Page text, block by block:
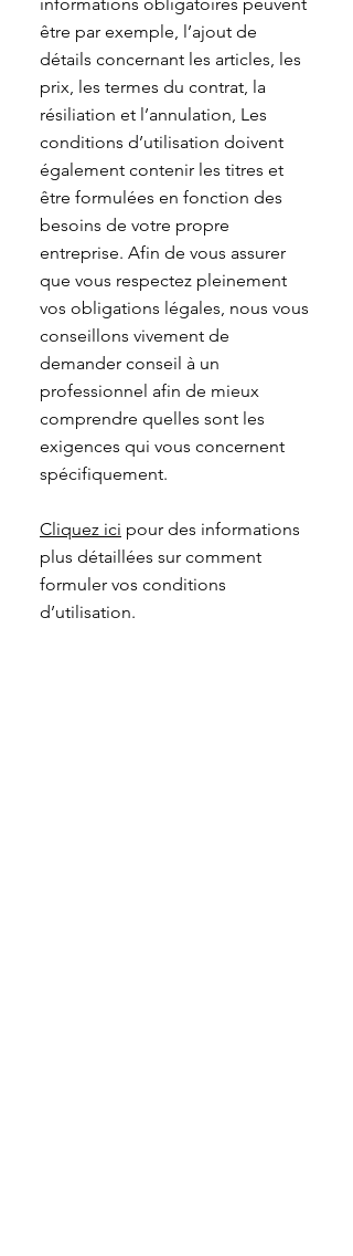
être par exemple, l’ajout de
détails concernant les articles, les
prix, les termes du contrat, la
résiliation et l’annulation, Les
conditions d’utilisation doivent
également contenir les titres et
être formulées en fonction des
besoins de votre propre
entreprise. Afin de vous assurer
que vous respectez pleinement
vos obligations légales, nous vous
conseillons vivement de
demander conseil à un
professionnel afin de mieux
comprendre quelles sont les
exigences qui vous concernent
spécifiquement.
Cliquez ici pour des informations
plus détaillées sur comment
formuler vos conditions
d’utilisation.